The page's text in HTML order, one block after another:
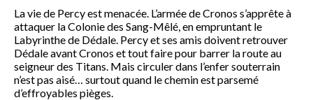
La vie de Percy est menacée. L’armée de Cronos s’apprête à
attaquer la Colonie des Sang-Mêlé, en empruntant le
Labyrinthe de Dédale. Percy et ses amis doivent retrouver
Dédale avant Cronos et tout faire pour barrer la route au
seigneur des Titans. Mais circuler dans l’enfer souterrain
n’est pas aisé… surtout quand le chemin est parsemé
d’effroyables pièges.